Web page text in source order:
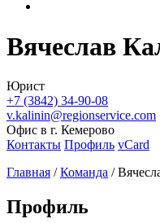
Вячеслав
Юрист
+7 (3842) 34-90-08
v.kalinin@regionservice.com
Офис в г. Кемерово
Контакты Профиль vCard
Главная /Команда /
Профиль